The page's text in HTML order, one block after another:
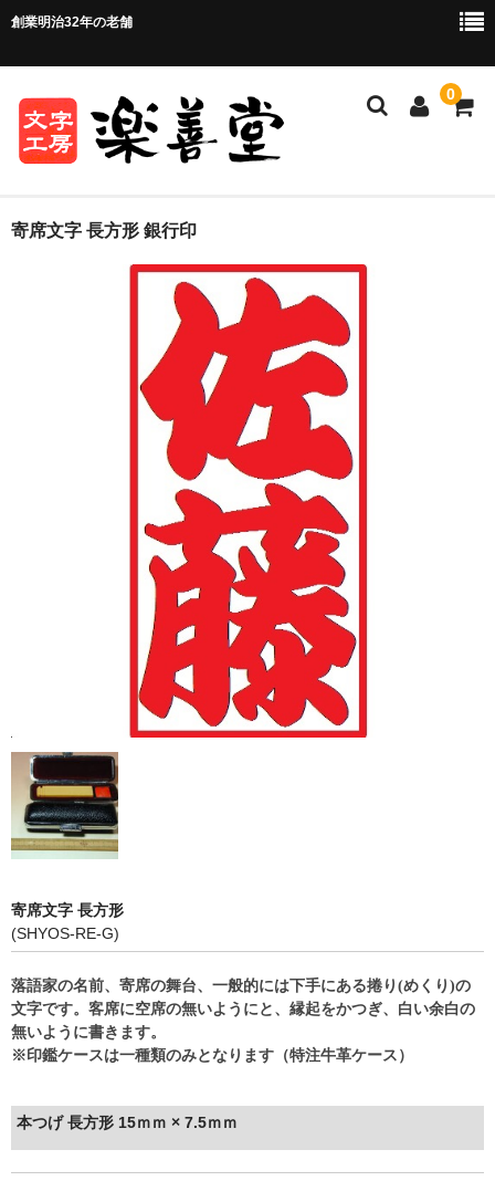
創業明治32年の老舗
0
ホーム
お支払い方法・送料について
印鑑リフォーム
外国人向けショップ
寄席文字 長方形 銀行印
寄席文字 長方形
(SHYOS-RE-G)
落語家の名前、寄席の舞台、一般的には下手にある捲り(めくり)の
文字です。客席に空席の無いようにと、縁起をかつぎ、白い余白の
無いように書きます。
※印鑑ケースは一種類のみとなります（特注牛革ケース）
本つげ 長方形 15ｍｍ × 7.5ｍｍ